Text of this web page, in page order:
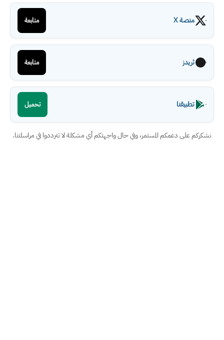
منصة X متابعة
ثريدز متابعة
تطبيقنا تحميل
نشكركم على دعمكم المستمر، وفي حال واجهتكم أي مشكلة لا تترددوا في مراسلتنا.